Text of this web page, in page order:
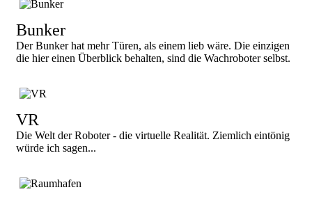
Bunker
Der Bunker hat mehr Türen, als einem lieb wäre. Die einzigen
die hier einen Überblick behalten, sind die Wachroboter selbst.
VR
Die Welt der Roboter - die virtuelle Realität. Ziemlich eintönig
würde ich sagen...